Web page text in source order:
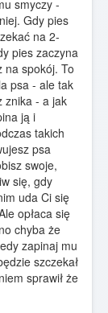
smyczy -
Gdy pies
na 2-
pies zaczyna
na spokój. To
psa - ale tak
znika - a jak
ją i
takich
psa
swoje,
się, gdy
uda Ci się
opłaca się
chyba że
zapinaj mu
szczekał
sprawił że